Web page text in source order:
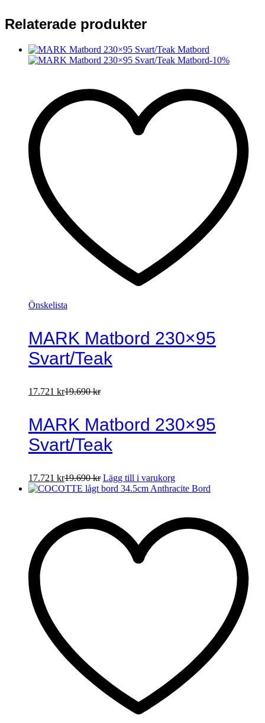
Relaterade produkter
-10%
Önskelista
MARK Matbord 230×95
Svart/Teak
17.721 kr19.690kr
MARK Matbord 230×95
Svart/Teak
17.721 kr19.690kr Lägg till i varukorg